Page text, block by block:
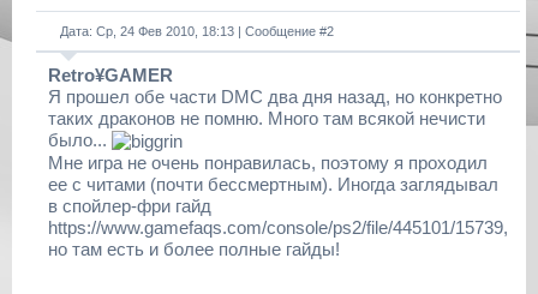
Дата: Ср, 24 Фев 2010, 18:13 | Сообщение #2
Retro¥GAMER
Я прошел обе части DMC два дня назад, но конкретно
таких драконов не помню. Много там всякой нечисти
было...
Мне игра не очень понравилась, поэтому я проходил
ее с читами (почти бессмертным). Иногда заглядывал
в спойлер-фри гайд
https://www.gamefaqs.com/console/ps2/file/445101/15739,
но там есть и более полные гайды!